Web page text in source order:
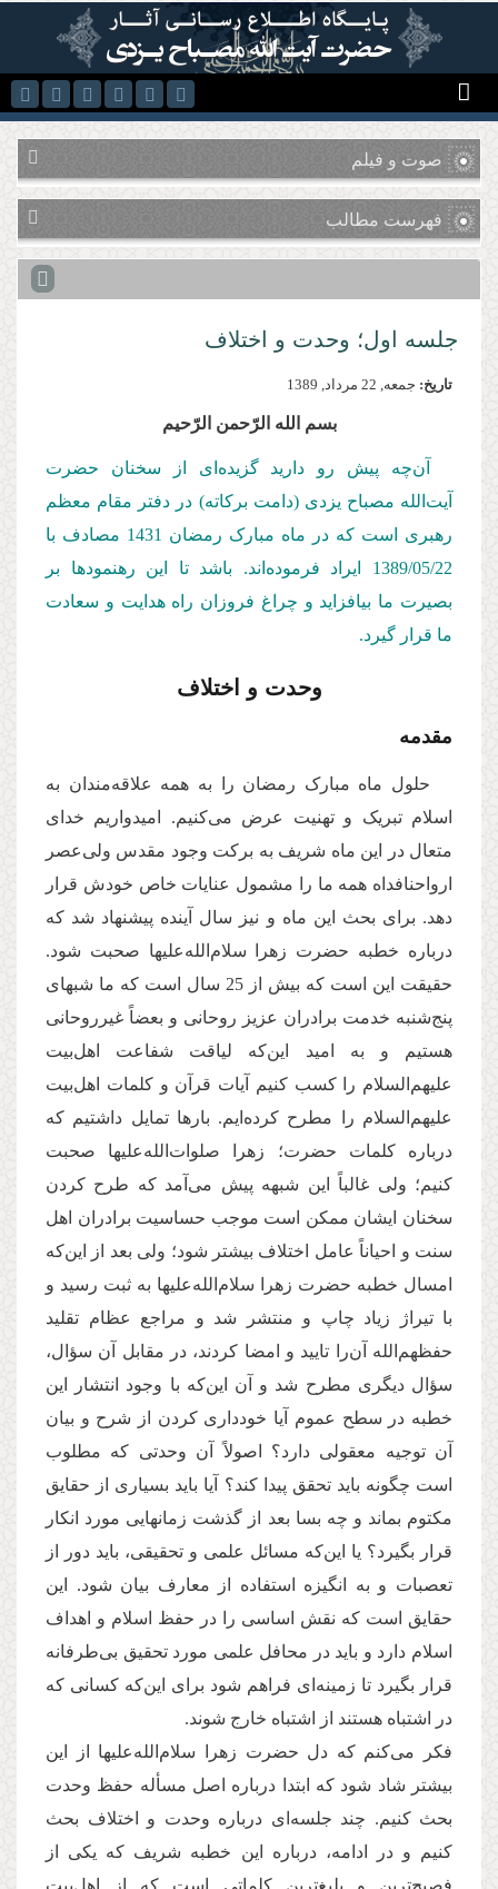
رفتن به محتوای اصلی
صوت و فیلم
فهرست مطالب
جلسه اول؛ وحدت و اختلاف
تاریخ: جمعه, 22 مرداد, 1389
بسم‌ الله‌ الرّحمن‌ الرّحیم
آن‌چه پیش رو دارید گزیده‌ای از سخنان حضرت
آیت‌الله مصباح یزدی (دامت بركاته) در دفتر مقام معظم
رهبری است كه در ماه مبارک رمضان 1431 مصادف با
1389/05/22 ایراد فرموده‌اند. باشد تا این رهنمودها بر
بصیرت ما بیافزاید و چراغ فروزان راه هدایت و سعادت
ما قرار گیرد.
وحدت و اختلاف
مقدمه
حلول ماه مبارک رمضان را به همه علاقه‌مندان به
اسلام تبریک و تهنیت عرض می‌کنیم. امیدواریم خدای
متعال در این ماه شریف به برکت وجود مقدس ولی‌عصر
ارواحنافداه همه ما را مشمول عنایات خاص خودش قرار
دهد. برای بحث این ماه و نیز سال آینده پیشنهاد شد که
درباره خطبه حضرت زهرا سلام‌الله‌علیها صحبت شود.
حقیقت این است که بیش از 25 سال است که ما شبهای
پنج‌شنبه خدمت برادران عزیز روحانی و بعضاً غیرروحانی
هستیم و به امید این‌که لیاقت شفاعت اهل‌بیت
علیهم‌السلام را کسب کنیم آیات قرآن و کلمات اهل‌بیت
علیهم‌السلام را مطرح کرده‌ایم. بارها تمایل داشتیم که
درباره کلمات حضرت؛ زهرا صلوات‌الله‌علیها صحبت
کنیم؛ ولی غالباً این شبهه پیش می‌آمد که طرح کردن
سخنان ایشان ممکن است موجب حساسیت برادران اهل
سنت و احیاناً عامل اختلاف بیشتر شود؛ ولی بعد از این‌که
امسال خطبه حضرت زهرا سلام‌الله‌علیها به ثبت رسید و
با تیراژ زیاد چاپ و منتشر شد و مراجع عظام تقلید
حفظهم‌الله آن‌را تایید و امضا کردند، در مقابل آن سؤال،
سؤال دیگری مطرح شد و آن این‌که با وجود انتشار این
خطبه در سطح عموم آیا خودداری کردن از شرح و بیان
آن توجیه معقولی دارد؟ اصولاً آن وحدتی که مطلوب
است چگونه باید تحقق پیدا کند؟ آیا باید بسیاری از حقایق
مکتوم بماند و چه بسا بعد از گذشت زمانهایی مورد انکار
قرار بگیرد؟ یا این‌که مسائل علمی و تحقیقی، باید دور از
تعصبات و به انگیزه استفاده از معارف بیان شود. این
حقایق است که نقش اساسی را در حفظ اسلام و اهداف
اسلام دارد و باید در محافل علمی مورد تحقیق بی‌طرفانه
قرار بگیرد تا زمینه‌ای فراهم شود برای این‌که کسانی که
در اشتباه هستند از اشتباه خارج شوند.
فکر می‌کنم که دل حضرت زهرا سلام‌الله‌علیها از این
بیشتر شاد شود که ابتدا درباره اصل مسأله حفظ وحدت
بحث کنیم. چند جلسه‌ای درباره وحدت و اختلاف بحث
کنیم و در ادامه، درباره این خطبه شریف که یکی از
فصیح‌ترین و بلیغ‌ترین کلماتی است که از اهل‌بیت‌